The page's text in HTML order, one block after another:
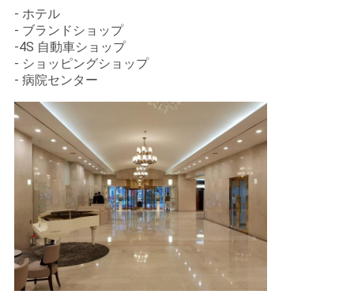
地
図
プ
ラ
バ
シ
ー
- ホテル
- ブランドショップ
-4S 自動車ショップ
- ショッピングショップ
- 病院センター